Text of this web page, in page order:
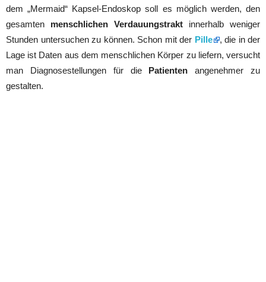
dem „Mermaid“ Kapsel-Endoskop soll es möglich werden, den
gesamten menschlichen Verdauungstrakt innerhalb weniger
Stunden untersuchen zu können. Schon mit der Pille
, die in der
Lage ist Daten aus dem menschlichen Körper zu liefern, versucht
man Diagnosestellungen für die Patienten angenehmer zu
gestalten.